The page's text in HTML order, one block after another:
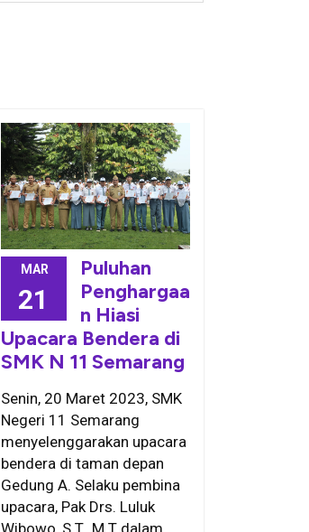
MAR
21
Puluhan
Penghargaa
n Hiasi
Upacara Bendera di
SMK N 11 Semarang
Senin, 20 Maret 2023, SMK
Negeri 11 Semarang
menyelenggarakan upacara
bendera di taman depan
Gedung A. Selaku pembina
upacara, Pak Drs. Luluk
Wibowo, S.T., M.T dalam